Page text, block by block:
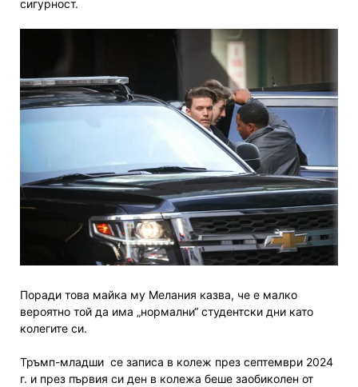
сигурност.
Поради това майка му Мелания казва, че е малко
вероятно той да има „нормални“ студентски дни като
колегите си.
Тръмп-младши се записа в колеж през септември 2024
г. и през първия си ден в колежа беше заобиколен от